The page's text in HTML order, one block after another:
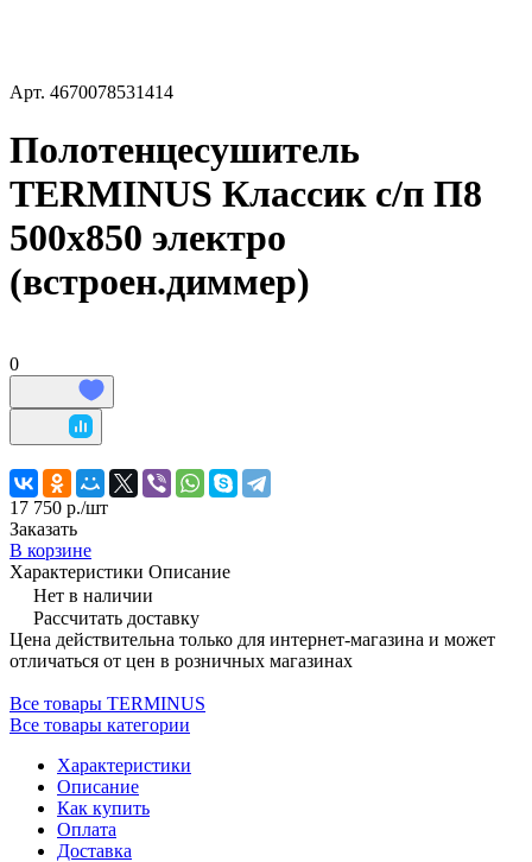
Арт. 4670078531414
Полотенцесушитель
TERMINUS Классик с/п П8
500х850 электро
(встроен.диммер)
0
17 750 р./шт
Заказать
В корзине
Характеристики Описание
Нет в наличии
Рассчитать доставку
Цена действительна только для интернет-магазина и может
отличаться от цен в розничных магазинах
Все товары TERMINUS
Все товары категории
Характеристики
Описание
Как купить
Оплата
Доставка